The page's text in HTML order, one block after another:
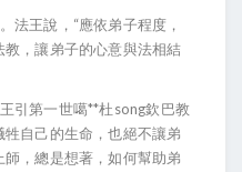
法王說，“應依弟子程度，
教，讓弟子的心意與法相結
引第一世噶**杜song欽巴教
自己的生命，也絕不讓弟
，總是想著，如何幫助弟